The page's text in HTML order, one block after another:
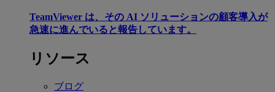
TeamViewer は、その AI ソリューションの顧客導入が
急速に進んでいると報告しています。
リソース
ブログ